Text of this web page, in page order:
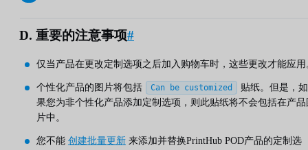
D. 重要的注意事项#
仅当产品在更改定制选项之后加入购物车时，这些更改才能应用
个性化产品的图片将包括 Can be customized
贴纸。但是，如
果您为非个性化产品添加定制选项，则此贴纸将不会包括在产品
片中。
您不能 创建批量更新 来添加并替换PrintHub POD产品的定制选